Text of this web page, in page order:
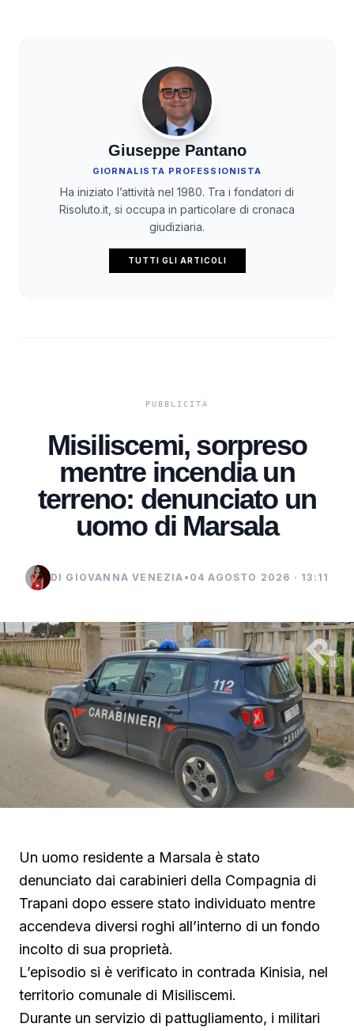
Giuseppe Pantano
GIORNALISTA PROFESSIONISTA
Ha iniziato l’attività nel 1980. Tra i fondatori di
Risoluto.it, si occupa in particolare di cronaca
giudiziaria.
TUTTI GLI ARTICOLI
Misiliscemi, sorpreso
mentre incendia un
terreno: denunciato un
uomo di Marsala
DI GIOVANNA VENEZIA • 04 AGOSTO 2026 · 13:11
Un uomo residente a Marsala è stato
denunciato dai carabinieri della Compagnia di
Trapani dopo essere stato individuato mentre
accendeva diversi roghi all’interno di un fondo
incolto di sua proprietà.
L’episodio si è verificato in contrada Kinisia, nel
territorio comunale di Misiliscemi.
Durante un servizio di pattugliamento, i militari